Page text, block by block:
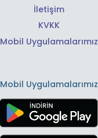
İletişim
KVKK
Mobil Uygulamalarımız
Mobil Uygulamalarımız